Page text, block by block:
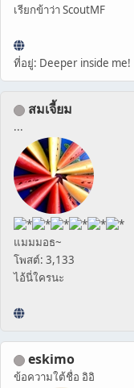
เรียกข้าว่า ScoutMF
ที่อยู่: Deeper inside me!
สมเจี้ยม
...
แมมมอธ~
โพสต์: 3,133
ไอ้นี่ใครนะ
eskimo
ข้อความใต้ชื่อ อิอิ